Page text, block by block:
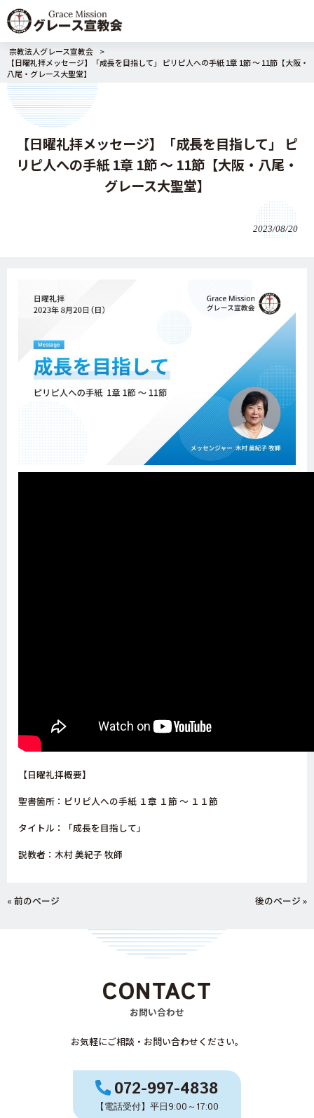
宗教法人グレース宣教会
>
【日曜礼拝メッセージ】「成長を目指して」 ピリピ人への手紙 1章 1節 ～ 11節【大阪・
八尾・グレース大聖堂】
【日曜礼拝メッセージ】「成長を目指して」 ピ
リピ人への手紙 1章 1節 ～ 11節【大阪・八尾・
グレース大聖堂】
2023/08/20
【日曜礼拝概要】
聖書箇所：ピリピ人への手紙 １章 １節 ～ １１節
タイトル：「成長を目指して」
説教者：木村 美紀子 牧師
« 前のページ 後のページ »
CONTACT
お問い合わせ
お気軽にご相談・お問い合わせください。
072-997-4838
【電話受付】平日9:00～17:00